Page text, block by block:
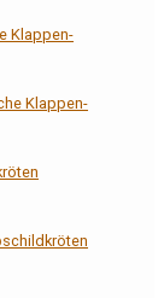
Klappen-
Klappen-